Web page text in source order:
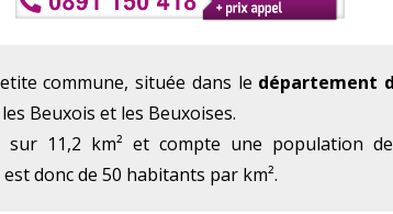
commune, située dans le département
Beuxois et les Beuxoises.
11,2 km² et compte une population
donc de 50 habitants par km².